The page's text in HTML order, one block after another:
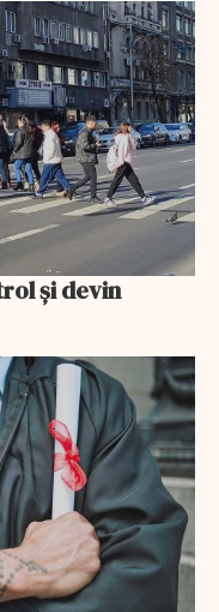
și devin